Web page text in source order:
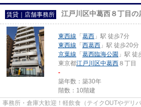
賃貸｜店舗事務所 江戸川区中葛西８丁目の
東西線 「 葛西 」駅 徒歩7分
東西線 「 西葛西 」駅 徒歩20分
京葉線 「 葛西臨海公園 」駅 徒
東京都江戸川区中葛西 ８丁目
-
築年数：築30年
階数：10階建
事務所・倉庫大歓迎！軽飲食（テイクOUTやデリ